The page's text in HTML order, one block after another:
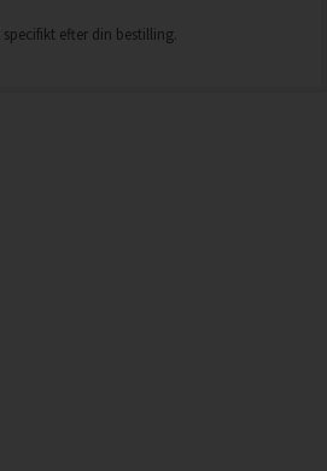
efter din bestilling.